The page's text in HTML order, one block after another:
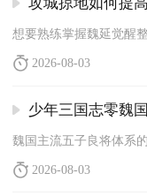
攻城掠地如何提
2026-08-03
少年三国志零魏
2026-08-03